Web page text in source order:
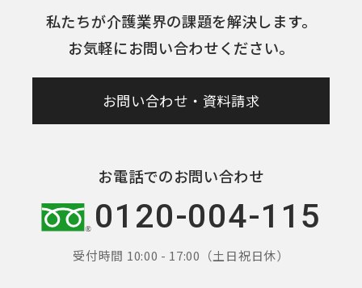
私たちが介護業界の課題を解決します。
お気軽にお問い合わせください。
お問い合わせ・資料請求
お電話でのお問い合わせ
0120-004-115
受付時間 10:00 - 17:00（土日祝日休）